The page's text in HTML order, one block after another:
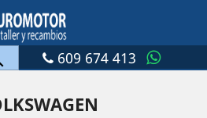
609 674 413